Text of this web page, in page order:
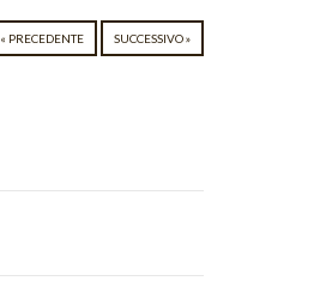
« PRECEDENTE SUCCESSIVO »